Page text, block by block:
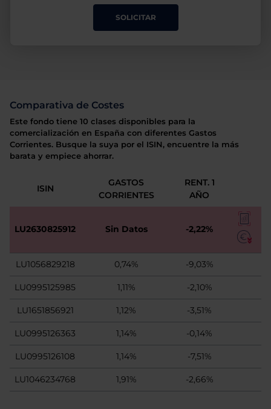
SOLICITAR
Comparativa de Costes
Este fondo tiene 10 clases disponibles para la
comercialización en España con diferentes Gastos
Corrientes. Busque la suya por el ISIN, encuentre la más
barata y empiece ahorrar.
ISIN
GASTOS
CORRIENTES
RENT. 1
AÑO
LU2630825912 Sin Datos -2,22%
LU1056829218 0,74% -9,03%
LU0995125985 1,11% -2,10%
LU1651856921 1,12% -3,51%
LU0995126363 1,14% -0,14%
LU0995126108 1,14% -7,51%
LU1046234768 1,91% -2,66%